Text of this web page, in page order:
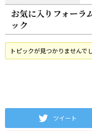
お気に入りフォーラ
ック
トピックが見つかりませんでし
ツイート